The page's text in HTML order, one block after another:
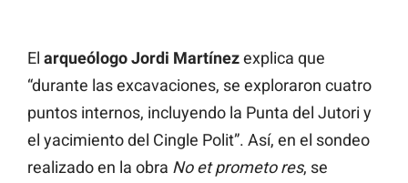
El arqueólogo Jordi Martínezexplica que
“durante las excavaciones, se exploraron cuatro
puntos internos, incluyendo la Punta del Jutori y
el yacimiento del Cingle Polit”. Así, en el sondeo
realizado en la obra No et prometo res, se